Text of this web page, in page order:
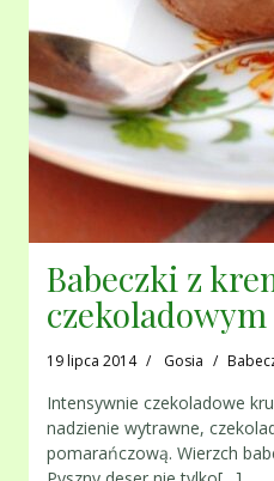
Babeczki z
19 lipca 2014 Gosia
Intensywnie czekoladowe
nadzienie wytrawne,
pomarańczową. Wierzch